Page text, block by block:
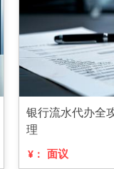
银行流水代办全
理
¥： 面议